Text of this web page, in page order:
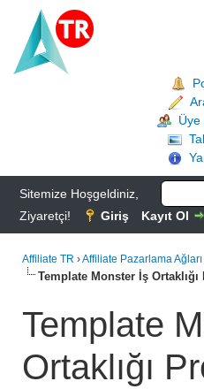
Üye
Sitemize Hoşgeldiniz,
Ziyaretçi!
Giriş Kayıt Ol
Affiliate TR ›Affiliate Pazarlama Ağları
Template Monster İş
Template
Ortaklığı